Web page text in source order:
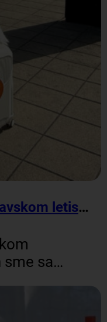
Pelikán na bratislavskom letisku
sme sa